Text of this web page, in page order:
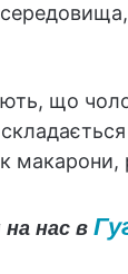
що
макарони,
нас в